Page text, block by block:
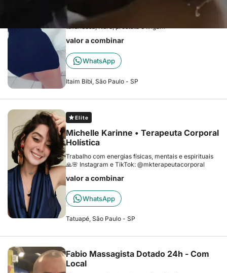
Prazer me chamou Juliana Trabalho com várias
técnicas de massagem, relaxante, tântrica,
tailandesa, Nuru, próstata e lingam
valor a combinar
WhatsApp
Itaim Bibi, São Paulo - SP
Elite
Michelle Karinne • Terapeuta Corporal
Holística
Trabalho com energias físicas, mentais e espirituais
🙏🌸 Instagram e TikTok: @mkterapeutacorporal
valor a combinar
WhatsApp
Tatuapé, São Paulo - SP
Fabio Massagista Dotado 24h - Com
Local